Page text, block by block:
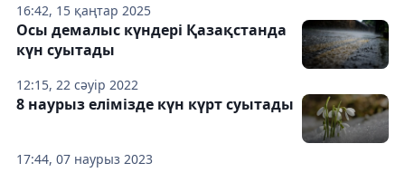
16:42, 15 қаңтар 2025
12:15, 22 сәуір 2022
Осы демалыс күндері Қазақстанда
күн суытады
17:44, 07 наурыз 2023
8 наурыз елімізде күн күрт суытады